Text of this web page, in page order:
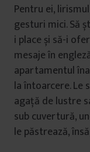
Pentru ei,
gesturi mici. Să
i place și să-i
mesaje în
apartamentul
la întoarcere. Le
agață de lustre
sub cuvertură,
le păstrează,